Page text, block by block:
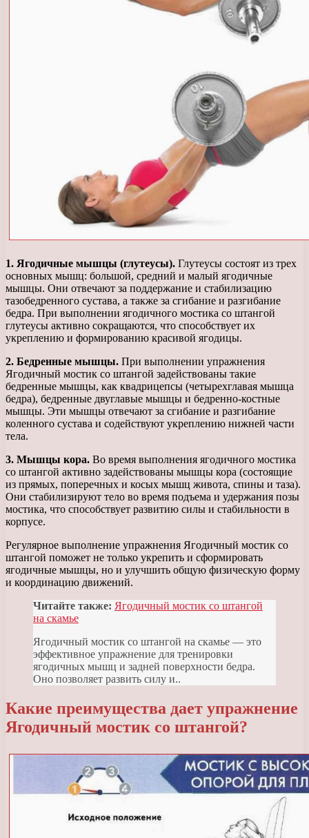
1. Ягодичные мышцы (глутеусы). Глутеусы состоят из трех
основных мышц: большой, средний и малый ягодичные
мышцы. Они отвечают за поддержание и стабилизацию
тазобедренного сустава, а также за сгибание и разгибание
бедра. При выполнении ягодичного мостика со штангой
глутеусы активно сокращаются, что способствует их
укреплению и формированию красивой ягодицы.
2. Бедренные мышцы. При выполнении упражнения
Ягодичный мостик со штангой задействованы такие
бедренные мышцы, как квадрицепсы (четырехглавая мышца
бедра), бедренные двуглавые мышцы и бедренно-костные
мышцы. Эти мышцы отвечают за сгибание и разгибание
коленного сустава и содействуют укреплению нижней части
тела.
3. Мышцы кора. Во время выполнения ягодичного мостика
со штангой активно задействованы мышцы кора (состоящие
из прямых, поперечных и косых мышц живота, спины и таза).
Они стабилизируют тело во время подъема и удержания позы
мостика, что способствует развитию силы и стабильности в
корпусе.
Регулярное выполнение упражнения Ягодичный мостик со
штангой поможет не только укрепить и сформировать
ягодичные мышцы, но и улучшить общую физическую форму
и координацию движений.
Читайте также: Ягодичный мостик со штангой
на скамье
Ягодичный мостик со штангой на скамье — это
эффективное упражнение для тренировки
ягодичных мышц и задней поверхности бедра.
Оно позволяет развить силу и..
Какие преимущества дает упражнение
Ягодичный мостик со штангой?